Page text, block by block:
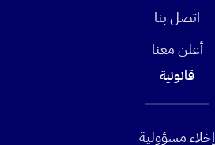
اتصل بنا
أعلن معنا
قانونية
إخلاء مسؤولية